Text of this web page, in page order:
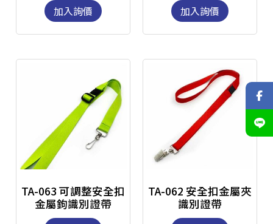
加入詢價 加入詢價
TA-063 可調整安全扣
金屬鉤識別證帶
TA-062 安全扣金屬夾
識別證帶